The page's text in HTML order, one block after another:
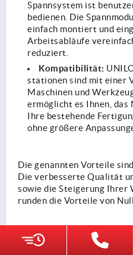
Spannsystem ist
bedienen. Die
einfach montiert und
Arbeitsabläufe
reduziert.
Kompatibilität:
stationen sind mit einer
Maschinen und
ermöglicht es Ihnen, das
Ihre bestehende
ohne größere
Die genannten Vorteile
Die verbesserte Qualität
sowie die Steigerung Ihrer
runden die Vorteile von
Anwendung